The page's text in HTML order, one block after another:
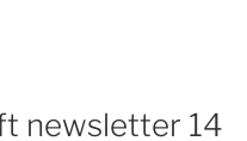
newsletter 14